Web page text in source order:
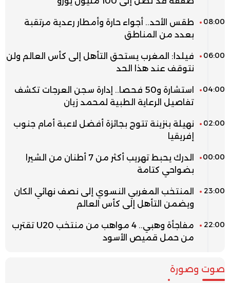
08:00
طقس الأحد.. أجواء حارة وأمطار رعدية مرتقبة
بعدد من المناطق
06:00
فيلدا: المغرب يستحق التأهل إلى كأس العالم ولن
نتوقف عند هذا الحد
04:00
استشارة و50 فحصا.. إدارة سجن العرجات تكشف
تفاصيل الرعاية الطبية لمحمد زيان
02:00
نهيلة بنزينة تتوج بجائزة أفضل لاعبة أمام جنوب
إفريقيا
00:00
الدرك يحبط تهريب أكثر من 7 أطنان من الشيرا
بضواحي كتامة
23:00
المنتخب المغربي النسوي إلى نصف نهائي الكان
ويضمن التأهل إلى كأس العالم
22:00
مفاجأة وهبي.. 4 مواهب من منتخب U20 تقترب
من حمل قميص الأسود
صوت وصورة